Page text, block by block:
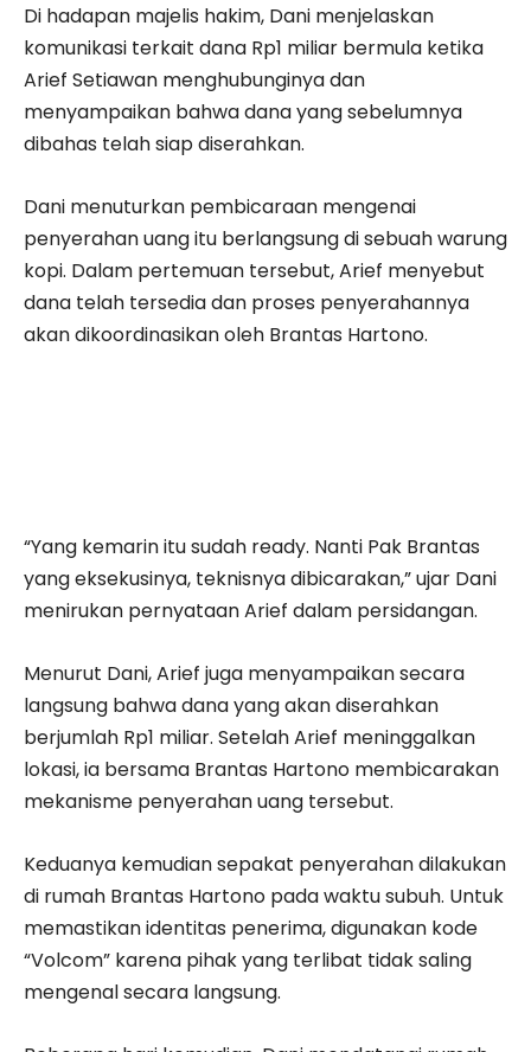
Di hadapan majelis hakim, Dani menjelaskan
komunikasi terkait dana Rp1 miliar bermula ketika
Arief Setiawan menghubunginya dan
menyampaikan bahwa dana yang sebelumnya
dibahas telah siap diserahkan.
Dani menuturkan pembicaraan mengenai
penyerahan uang itu berlangsung di sebuah warung
kopi. Dalam pertemuan tersebut, Arief menyebut
dana telah tersedia dan proses penyerahannya
akan dikoordinasikan oleh Brantas Hartono.
“Yang kemarin itu sudah ready. Nanti Pak Brantas
yang eksekusinya, teknisnya dibicarakan,” ujar Dani
menirukan pernyataan Arief dalam persidangan.
Menurut Dani, Arief juga menyampaikan secara
langsung bahwa dana yang akan diserahkan
berjumlah Rp1 miliar. Setelah Arief meninggalkan
lokasi, ia bersama Brantas Hartono membicarakan
mekanisme penyerahan uang tersebut.
Keduanya kemudian sepakat penyerahan dilakukan
di rumah Brantas Hartono pada waktu subuh. Untuk
memastikan identitas penerima, digunakan kode
“Volcom” karena pihak yang terlibat tidak saling
mengenal secara langsung.